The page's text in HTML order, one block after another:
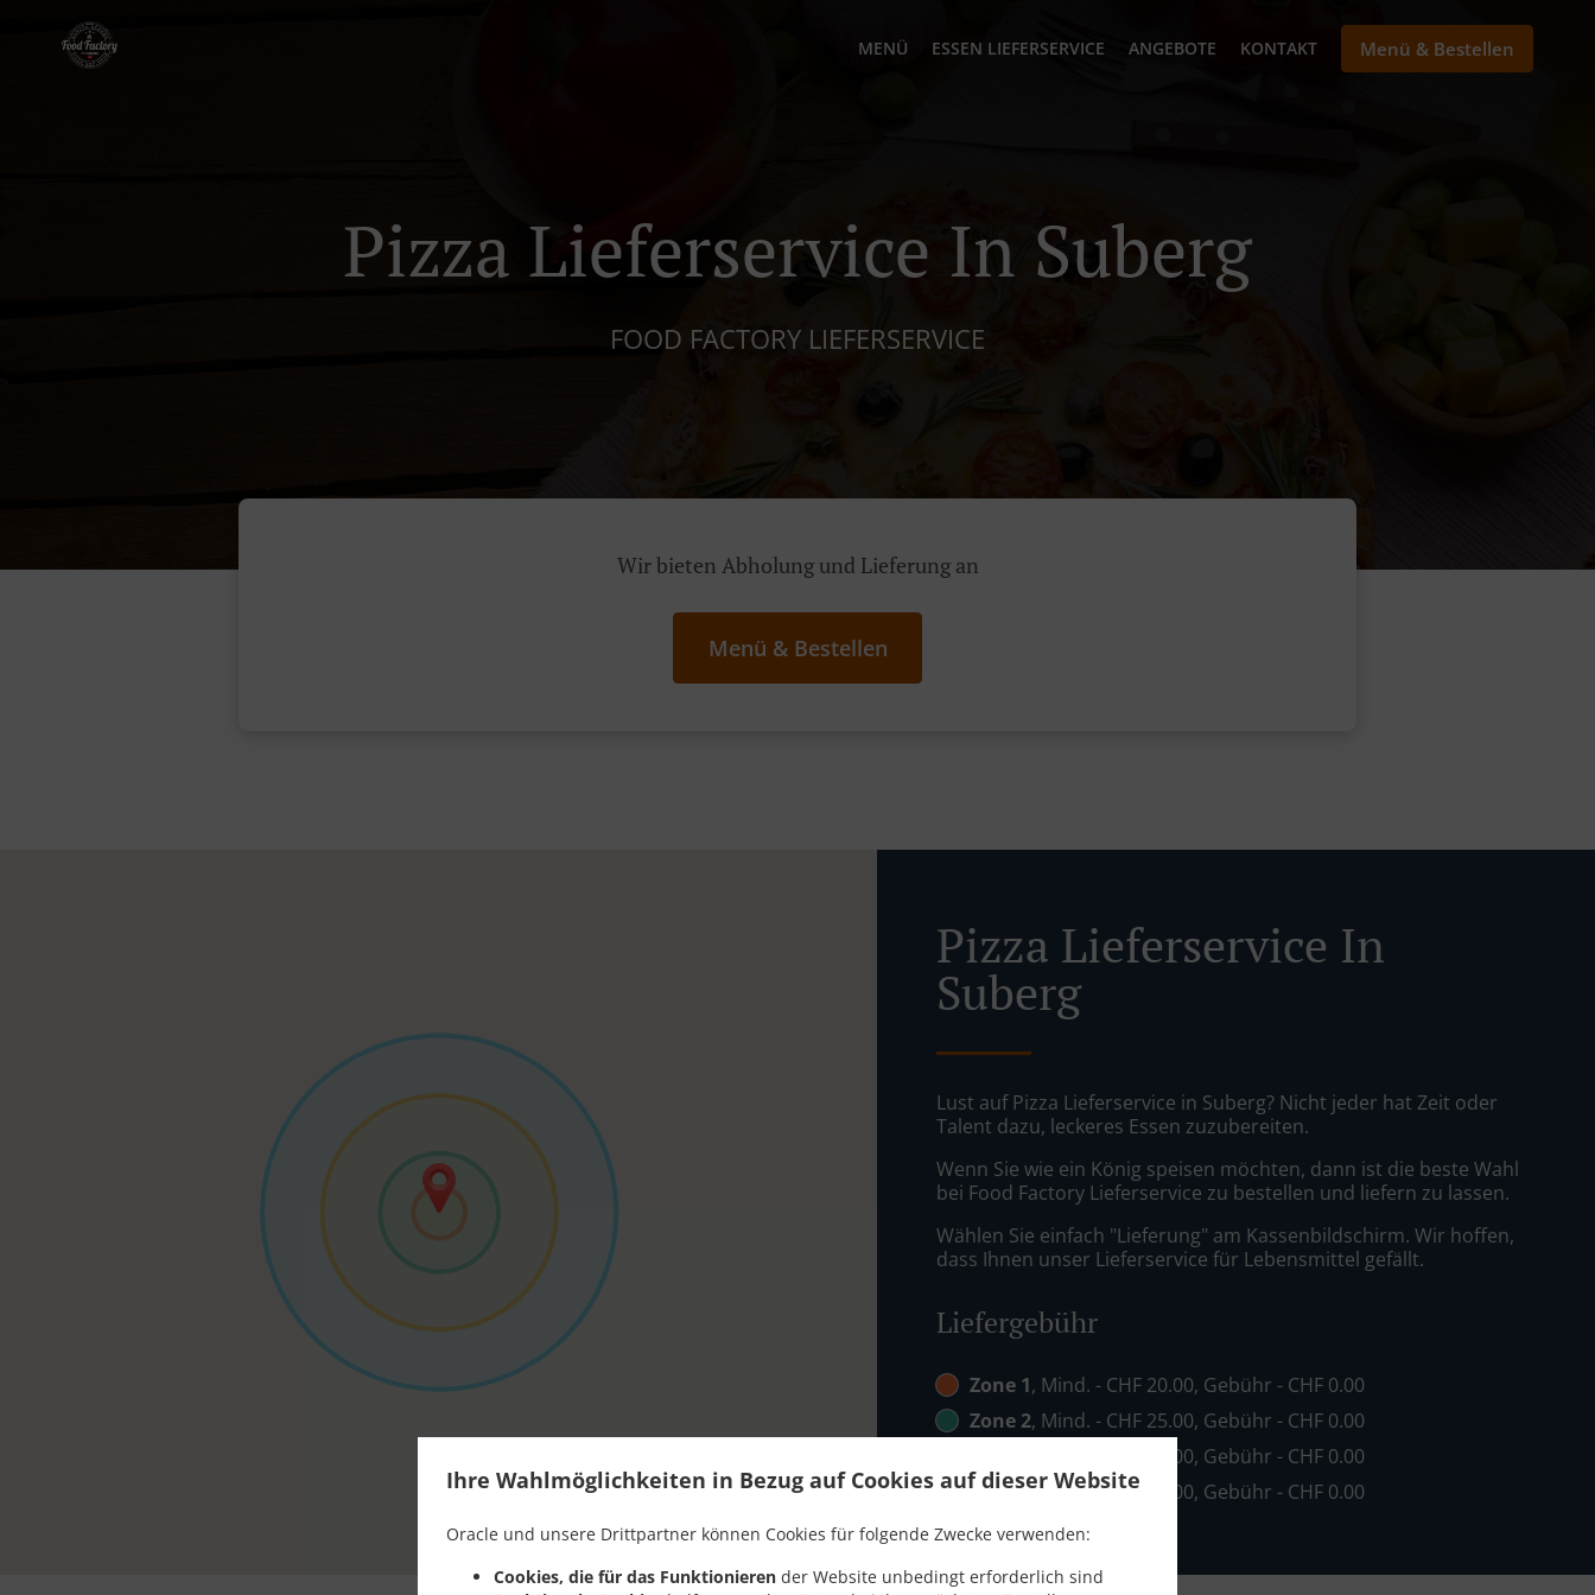
Ihre Wahlmöglichkeiten in Bezug auf Cookies auf dieser Website
Oracle und unsere Drittpartner können Cookies für folgende Zwecke verwenden:
Cookies, die für das Funktionieren der Website unbedingt erforderlich sind
MENÜ ESSEN LIEFERSERVICE ANGEBOTE KONTAKT Menü & Bestellen
Pizza Lieferservice In Suberg
FOOD FACTORY LIEFERSERVICE
Wir bieten Abholung und Lieferung an
Menü & Bestellen
Pizza Lieferservice In
Suberg
Lust auf Pizza Lieferservice in Suberg? Nicht jeder hat Zeit oder
Talent dazu, leckeres Essen zuzubereiten.
Wenn Sie wie ein König speisen möchten, dann ist die beste Wahl
bei Food Factory Lieferservice zu bestellen und liefern zu lassen.
Wählen Sie einfach "Lieferung" am Kassenbildschirm. Wir hoffen,
dass Ihnen unser Lieferservice für Lebensmittel gefällt.
Liefergebühr
Zone 1, Mind. - CHF 20.00, Gebühr - CHF 0.00
Zone 2, Mind. - CHF 25.00, Gebühr - CHF 0.00
, Mind. - CHF 30.00, Gebühr - CHF 0.00
Zone 4, Mind. - CHF 60.00, Gebühr - CHF 0.00